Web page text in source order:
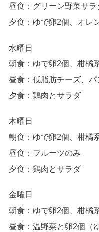
昼食：グリーン野菜サラ
夕食：ゆで卵2個、オレ
水曜日
朝食：ゆで卵2個、柑橘
昼食：低脂肪チーズ、
夕食：鶏肉とサラダ
木曜日
朝食：ゆで卵2個、柑橘
昼食：フルーツのみ
夕食：鶏肉とサラダ
金曜日
朝食：ゆで卵2個、柑橘
昼食：温野菜と卵2個（